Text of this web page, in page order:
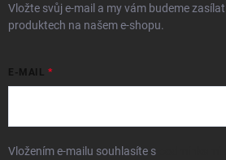
Vložte svůj e-mail a my vám budeme
produktech na našem e-shopu.
E-MAIL
Vložením e-mailu souhlasíte s